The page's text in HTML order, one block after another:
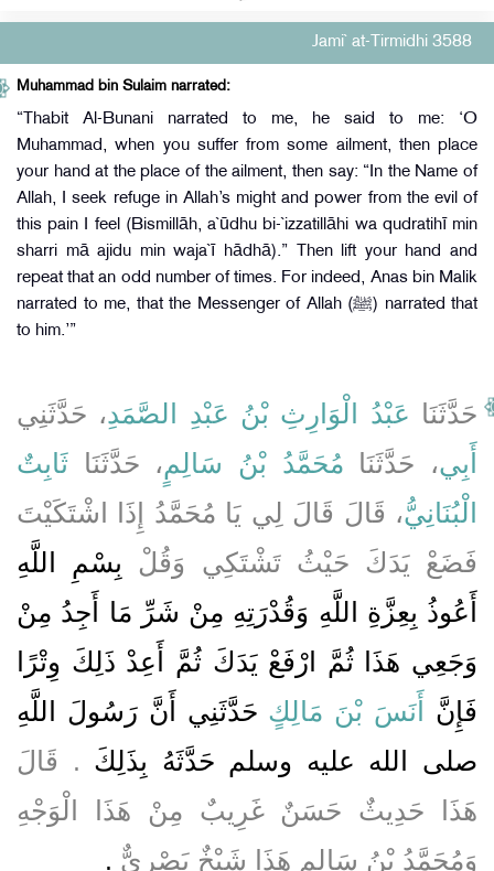
Jami` at-Tirmidhi 3588
Muhammad bin Sulaim narrated:
“Thabit Al-Bunani narrated to me, he said to me: ‘O
Muhammad, when you suffer from some ailment, then place
your hand at the place of the ailment, then say: “In the Name of
Allah, I seek refuge in Allah’s might and power from the evil of
this pain I feel (Bismillāh, a`ūdhu bi-`izzatillāhi wa qudratihī min
sharri mā ajidu min waja`ī hādhā).” Then lift your hand and
repeat that an odd number of times. For indeed, Anas bin Malik
narrated to me, that the Messenger of Allah (ﷺ) narrated that
to him.’”
حَدَّثَنَا عَبْدُ الْوَارِثِ بْنُ عَبْدِ الصَّمَدِ، حَدَّثَنِي
أَبِي، حَدَّثَنَا مُحَمَّدُ بْنُ سَالِمٍ، حَدَّثَنَا ثَابِتٌ
الْبُنَانِيُّ، قَالَ قَالَ لِي يَا مُحَمَّدُ إِذَا اشْتَكَيْتَ
فَضَعْ يَدَكَ حَيْثُ تَشْتَكِي وَقُلْ
بِسْمِ اللَّهِ
أَعُوذُ بِعِزَّةِ اللَّهِ وَقُدْرَتِهِ مِنْ شَرِّ مَا أَجِدُ مِنْ
وَجَعِي هَذَا ثُمَّ ارْفَعْ يَدَكَ ثُمَّ أَعِدْ ذَلِكَ وِتْرًا
فَإِنَّ
أَنَسَ بْنَ مَالِكٍ حَدَّثَنِي أَنَّ رَسُولَ اللَّهِ
صلى الله عليه وسلم حَدَّثَهُ بِذَلِكَ ‏.‏ قَالَ
هَذَا حَدِيثٌ حَسَنٌ غَرِيبٌ مِنْ هَذَا الْوَجْهِ
وَمُحَمَّدُ بْنُ سَالِمٍ هَذَا شَيْخٌ بَصْرِيٌّ ‏.‏